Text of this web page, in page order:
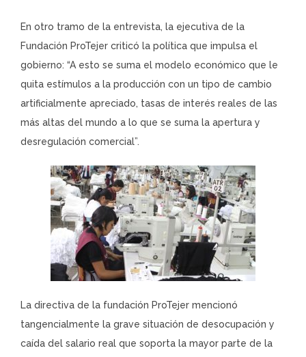
En otro tramo de la entrevista, la ejecutiva de la
Fundación ProTejer criticó la política que impulsa el
gobierno: “A esto se suma el modelo económico que le
quita estímulos a la producción con un tipo de cambio
artificialmente apreciado, tasas de interés reales de las
más altas del mundo a lo que se suma la apertura y
desregulación comercial”.
La directiva de la fundación ProTejer mencionó
tangencialmente la grave situación de desocupación y
caída del salario real que soporta la mayor parte de la